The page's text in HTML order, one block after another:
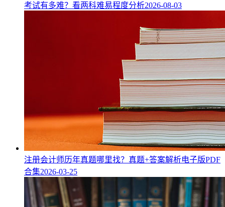
考试有多难？看两科难易程度分析2026-08-03
注册会计师历年真题哪里找？真题+答案解析电子版PDF
合集2026-03-25